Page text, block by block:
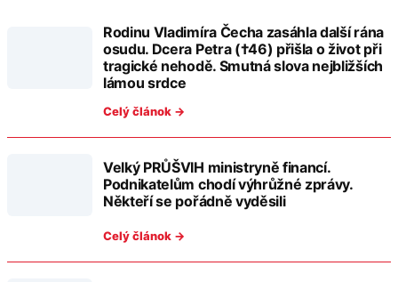
Rodinu Vladimíra Čecha zasáhla další rána
osudu. Dcera Petra (†46) přišla o život při
tragické nehodě. Smutná slova nejbližších
lámou srdce
Celý článok →
Velký PRŮŠVIH ministryně financí.
Podnikatelům chodí výhrůžné zprávy.
Někteří se pořádně vyděsili
Celý článok →